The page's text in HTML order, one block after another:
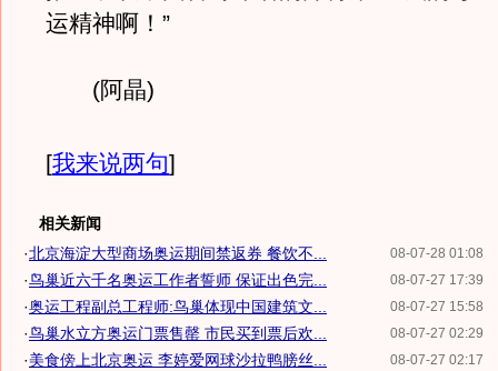
运精神啊！”
(阿晶)
[我来说两句]
相关新闻
08-07-28 01:08
·北京海淀大型商场奥运期间禁返券 餐饮不...
08-07-27 17:39
·鸟巢近六千名奥运工作者誓师 保证出色完...
08-07-27 15:58
·奥运工程副总工程师:鸟巢体现中国建筑文...
08-07-27 02:29
·鸟巢水立方奥运门票售罄 市民买到票后欢...
08-07-27 02:17
·美食傍上北京奥运 李婷爱网球沙拉鸭膀丝...